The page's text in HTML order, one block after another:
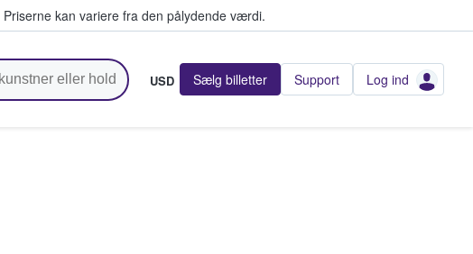
Priserne kan variere fra den pålydende værdi.
USD Sælg billetter Support Log ind